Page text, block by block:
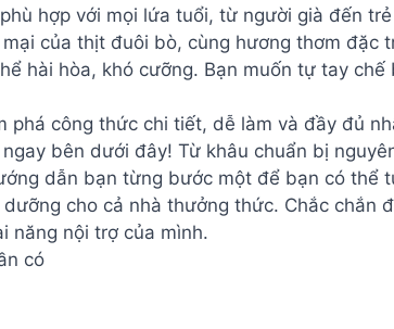
hợp với mọi lứa tuổi, từ người già đến
của thịt đuôi bò, cùng hương thơm đặc
hài hòa, khó cưỡng. Bạn muốn tự tay
phá công thức chi tiết, dễ làm và đầy đủ
bên dưới đây! Từ khâu chuẩn bị
dẫn bạn từng bước một để bạn có thể
cho cả nhà thưởng thức. Chắc chắn
năng nội trợ của mình.
có